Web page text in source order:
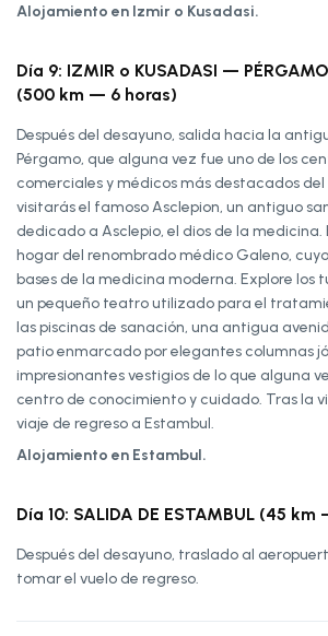
Alojamiento en Izmir o Kusadasi.
Día 9: IZMIR o KUSADASI —
(500 km — 6 horas)
Después del desayuno, salida hacia la
Pérgamo, que alguna vez fue uno de los
comerciales y médicos más destacados
visitarás el famoso Asclepion, un antiguo
dedicado a Asclepio, el dios de la medicina.
hogar del renombrado médico Galeno,
bases de la medicina moderna. Explore los
un pequeño teatro utilizado para el
las piscinas de sanación, una antigua
patio enmarcado por elegantes columnas
impresionantes vestigios de lo que alguna
centro de conocimiento y cuidado. Tras la
viaje de regreso a Estambul.
Alojamiento en Estambul.
Día 10: SALIDA DE ESTAMBUL (45
Después del desayuno, traslado al
tomar el vuelo de regreso.